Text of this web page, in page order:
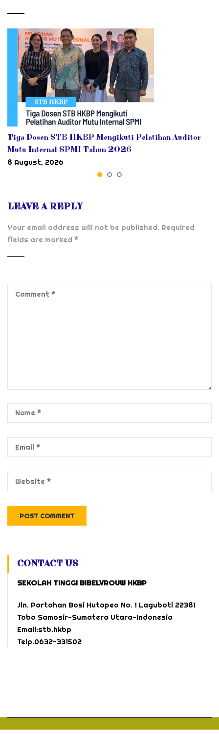
Tiga Dosen STB HKBP Mengikuti Pelatihan Auditor
Mutu Internal SPMI Tahun 2026
8 August, 2026
LEAVE A REPLY
Your email address will not be published. Required
fields are marked *
CONTACT US
SEKOLAH TINGGI BIBELVROUW HKBP
Jln. Partahan Bosi Hutapea No. 1 Laguboti 22381
Toba Samosir-Sumatera Utara-Indonesia
Email:stb.hkbp
Telp.0632-331502